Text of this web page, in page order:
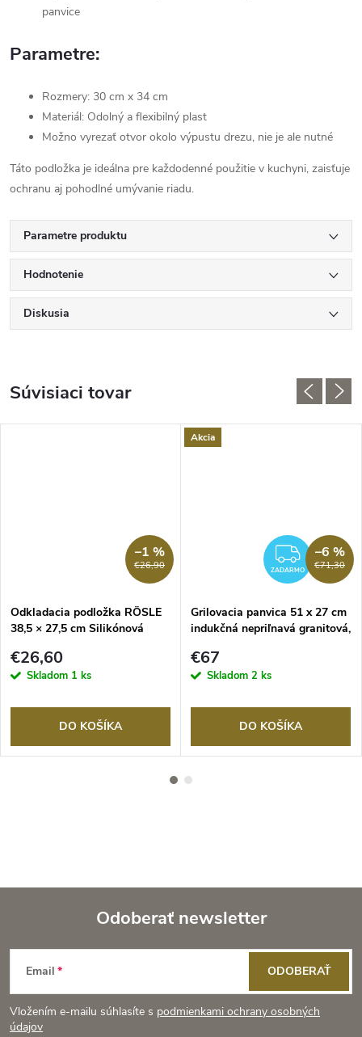
panvice
Parametre:
Rozmery: 30 cm x 34 cm
Materiál: Odolný a flexibilný plast
Možno vyrezať otvor okolo výpustu drezu, nie je ale nutné
Táto podložka je ideálna pre každodenné použitie v kuchyni, zaisťuje
ochranu aj pohodlné umývanie riadu.
Parametre produktu
Hodnotenie
Diskusia
Súvisiaci tovar
€26,90
–1 %
Odkladacia podložka RÖSLE
38,5 × 27,5 cm Silikónová
€26,60
Skladom 1 ks
DO KOŠÍKA
Akcia
ZADARMO €71,30
–6 %
Grilovacia panvica 51 x 27 cm
indukčná nepriľnavá granitová,
€67
Skladom 2 ks
DO KOŠÍKA
Z
á
Odoberať newsletter
Email
Vložením e-mailu súhlasíte s podmienkami ochrany osobných
údajov
ODOBERAŤ